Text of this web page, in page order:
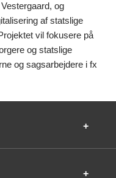
og
af statslige
vil fokusere på
og statslige
og sagsarbejdere i fx